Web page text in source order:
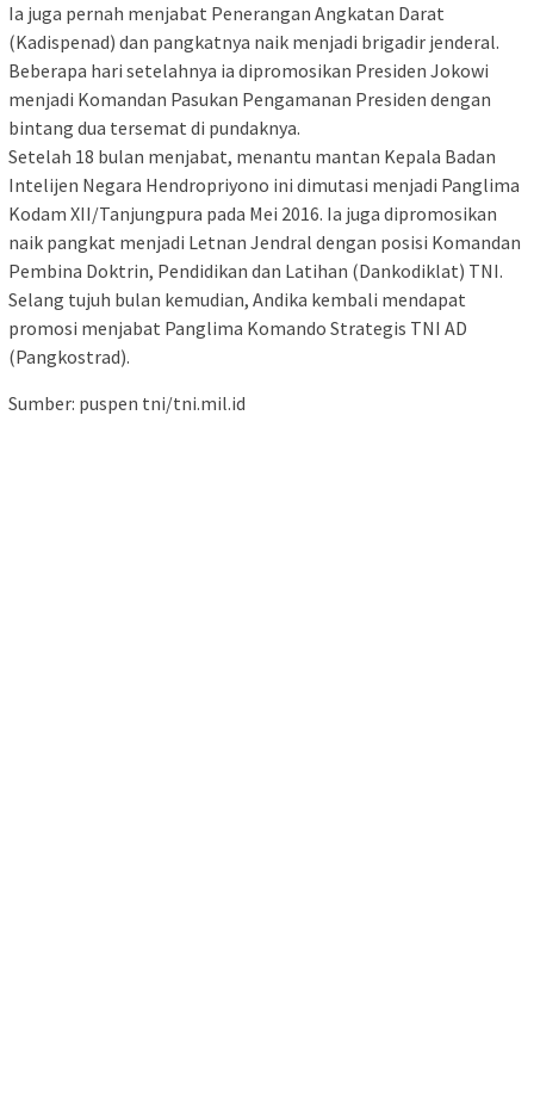
Ia juga pernah menjabat Penerangan Angkatan Darat
(Kadispenad) dan pangkatnya naik menjadi brigadir jenderal.
Beberapa hari setelahnya ia dipromosikan Presiden Jokowi
menjadi Komandan Pasukan Pengamanan Presiden dengan
bintang dua tersemat di pundaknya.
Setelah 18 bulan menjabat, menantu mantan Kepala Badan
Intelijen Negara Hendropriyono ini dimutasi menjadi Panglima
Kodam XII/Tanjungpura pada Mei 2016. Ia juga dipromosikan
naik pangkat menjadi Letnan Jendral dengan posisi Komandan
Pembina Doktrin, Pendidikan dan Latihan (Dankodiklat) TNI.
Selang tujuh bulan kemudian, Andika kembali mendapat
promosi menjabat Panglima Komando Strategis TNI AD
(Pangkostrad).
Sumber: puspen tni/tni.mil.id